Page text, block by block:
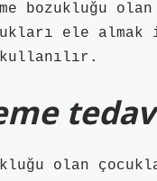
bozukluğu
ele
olan